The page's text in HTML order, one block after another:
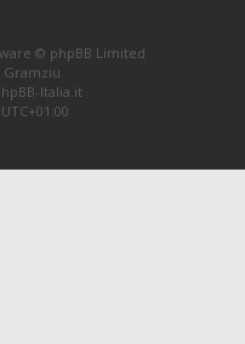
© phpBB Limited
Gramziu
Italia.it
UTC+01:00